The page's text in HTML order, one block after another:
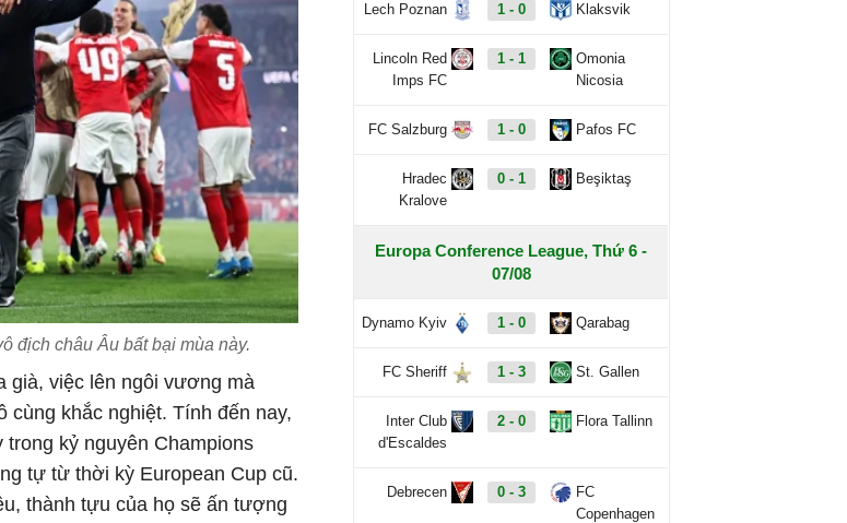
địch châu Âu bất bại mùa này.
già, việc lên ngôi vương mà
cùng khắc nghiệt. Tính đến nay,
kỷ nguyên Champions
tự từ thời kỳ European Cup cũ.
thành tựu của họ sẽ ấn tượng
Lech Poznan 1 - 0 Klaksvik
Lincoln Red
Imps FC
1 - 1
Omonia
Nicosia
FC Salzburg 1 - 0 Pafos FC
Hradec
Kralove
0 - 1 Beşiktaş
Europa Conference League, Thứ 6 -
07/08
Dynamo Kyiv 1 - 0 Qarabag
FC Sheriff 1 - 3 St. Gallen
Inter Club
d'Escaldes
2 - 0 Flora Tallinn
Debrecen 0 - 3
FC
Copenhagen